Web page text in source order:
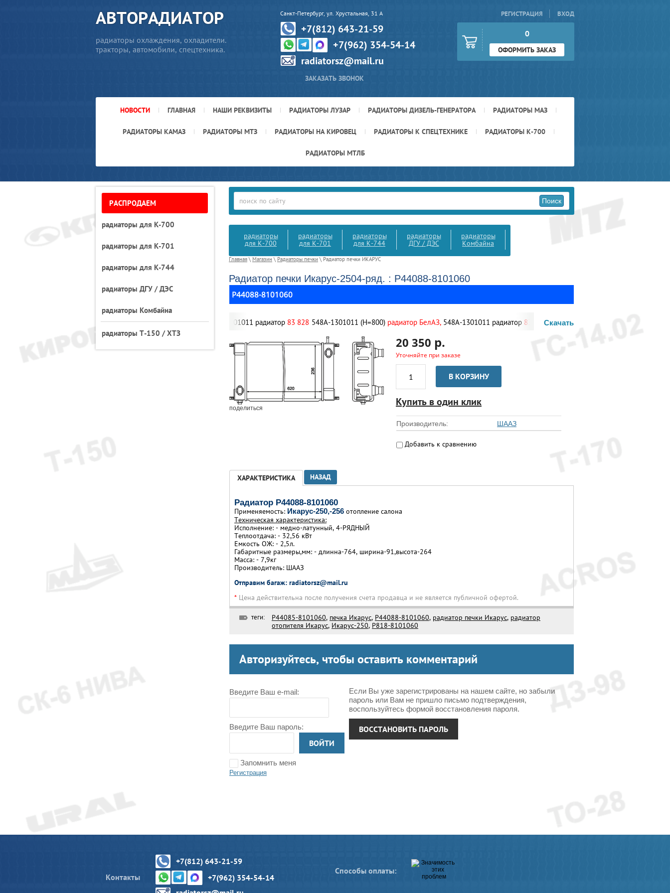
АВТОРАДИАТОР
радиаторы охлаждения, охладители.
тракторы, автомобили, спецтехника.
Санкт-Петербург, ул. Хрустальная, 31 А
+7(812) 643-21-59
+7(962) 354-54-14
radiatorsz@mail.ru
ЗАКАЗАТЬ ЗВОНОК
РЕГИСТРАЦИЯ ВХОД
0
ОФОРМИТЬ ЗАКАЗ
НОВОСТИ ГЛАВНАЯ НАШИ РЕКВИЗИТЫ РАДИАТОРЫ ЛУЗАР РАДИАТОРЫ ДИЗЕЛЬ-ГЕНЕРАТОРА РАДИАТОРЫ МАЗ
РАДИАТОРЫ КАМАЗ РАДИАТОРЫ МТЗ РАДИАТОРЫ НА КИРОВЕЦ РАДИАТОРЫ К СПЕЦТЕХНИКЕ РАДИАТОРЫ К-700
РАДИАТОРЫ МТЛБ
РАСПРОДАЕМ
радиаторы для К-700
радиаторы для К-701
радиаторы для К-744
радиаторы ДГУ / ДЭС
радиаторы Комбайна
радиаторы Т-150 / ХТЗ
радиаторы
для К-700
радиаторы
для К-701
радиаторы
для К-744
радиаторы
ДГУ / ДЭС
радиаторы
Комбайна
Главная\ Магазин \ Радиаторы печки \ Радиатор печки ИКАРУС
Радиатор печки Икарус-2504-ряд. : Р44088-8101060
Р44088-8101060
548А-1301011 (Н=800)радиатор БелАЗ,548А-1301011 радиатор83 828 548А-1301011 (Н=800)радиатор БелАЗ,548А-1301011 радиатор83 828 Скачать
поделиться
20 350 р.
Уточняйте при заказе
В КОРЗИНУ
Купить в один клик
Производитель: ШААЗ
Добавить к сравнению
ХАРАКТЕРИСТИКА НАЗАД
Радиатор Р44088-8101060
Применяемость: Икарус-250,-256 отопление салона
Техническая характеристика:
Исполнение: - медно-латунный, 4-РЯДНЫЙ
Теплоотдача: - 32,56 кВт
Емкость ОЖ: - 2,5л.
Габаритные размеры,мм: - длинна-764, ширина-91,высота-264
Масса: - 7,9кг
Производитель: ШААЗ
Отправим багаж: radiatorsz@mail.ru
* Цена действительна после получения счета продавца и не является публичной офертой.
теги: Р44085-8101060, печка Икарус, Р44088-8101060, радиатор печки Икарус, радиатор
отопителя Икарус, Икарус-250, Р818-8101060
Авторизуйтесь, чтобы оставить комментарий
Введите Ваш e-mail:
Введите Ваш пароль:
ВОЙТИ
Запомнить меня
Регистрация
Если Вы уже зарегистрированы на нашем сайте, но забыли
пароль или Вам не пришло письмо подтверждения,
воспользуйтесь формой восстановления пароля.
ВОССТАНОВИТЬ ПАРОЛЬ
Контакты
+7(812) 643-21-59
+7(962) 354-54-14
Способы оплаты: